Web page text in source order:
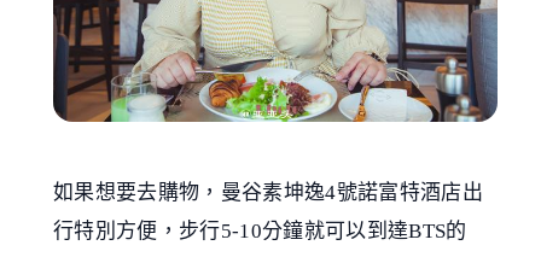
如果想要去購物，曼谷素坤逸4號諾富特酒店出
行特別方便，步行5-10分鐘就可以到達BTS的